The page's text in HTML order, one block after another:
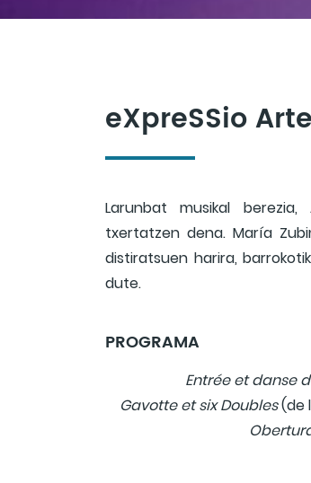
eXpreSSio
Larunbat musikal
txertatzen dena. María
distiratsuen harira,
dute.
PROGRAMA
Entrée et danse
Gavotte et six Doubles(de